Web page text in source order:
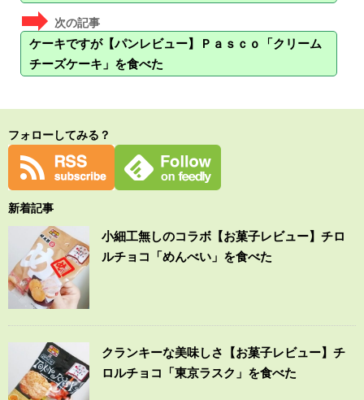
ケーキですが【パンレビュー】Ｐａｓｃｏ「クリーム
チーズケーキ」を食べた
フォローしてみる？
新着記事
小細工無しのコラボ【お菓子レビュー】チロ
ルチョコ「めんべい」を食べた
クランキーな美味しさ【お菓子レビュー】チ
ロルチョコ「東京ラスク」を食べた